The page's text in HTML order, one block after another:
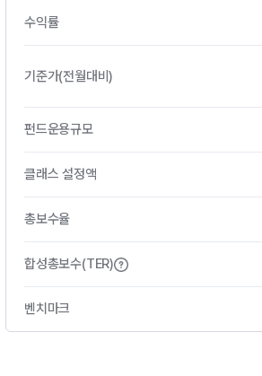
수익률
기준가(전월대비)
펀드운용규모
클래스 설정액
총보수율
합성총보수(TER)
벤치마크